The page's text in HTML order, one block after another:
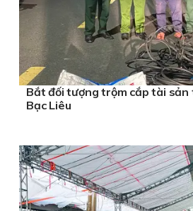
Bắt đối tượng trộm cắp tài sản
Bạc Liêu